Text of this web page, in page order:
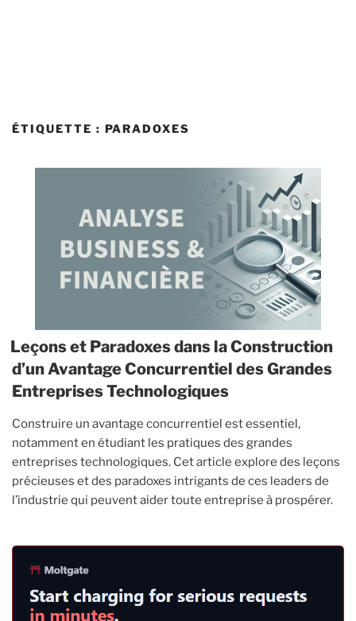
ÉTIQUETTE : PARADOXES
Leçons et Paradoxes dans la Construction
d’un Avantage Concurrentiel des Grandes
Entreprises Technologiques
Construire un avantage concurrentiel est essentiel,
notamment en étudiant les pratiques des grandes
entreprises technologiques. Cet article explore des leçons
précieuses et des paradoxes intrigants de ces leaders de
l’industrie qui peuvent aider toute entreprise à prospérer.